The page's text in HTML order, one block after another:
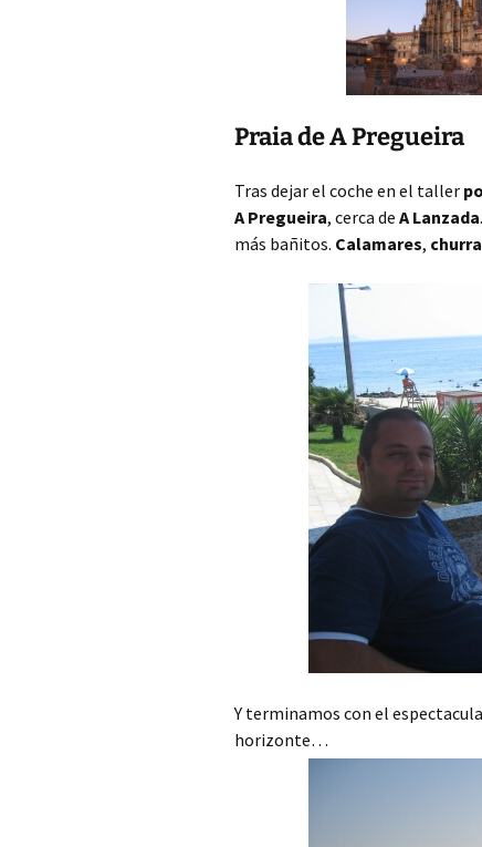
Praia de A Pregueira
Tras dejar el coche en el taller
A Pregueira, cerca de A Lanzada
más bañitos. Calamares,
Y terminamos con el
horizonte…